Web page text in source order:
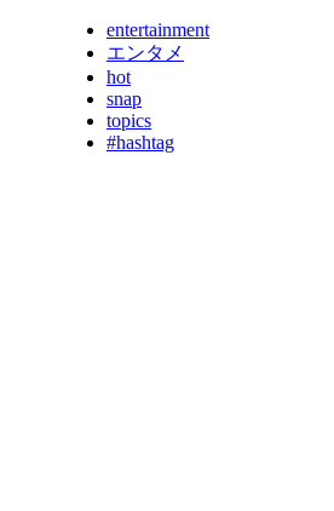
entertainment
エンタメ
hot
snap
topics
#hashtag